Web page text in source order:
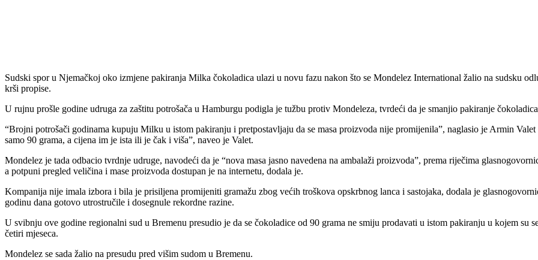
Sudski spor u Njemačkoj oko izmjene pakiranja Milka čokoladica ulazi u novu fazu nakon što se Mondelez International žalio na sudsku
krši propise.
U rujnu prošle godine udruga za zaštitu potrošača u Hamburgu podigla je tužbu protiv Mondeleza, tvrdeći da je smanjio pakiranje
“Brojni potrošači godinama kupuju Milku u istom pakiranju i pretpostavljaju da se masa proizvoda nije promijenila”, naglasio je Armin
samo 90 grama, a cijena im je ista ili je čak i viša”, naveo je Valet.
Mondelez je tada odbacio tvrdnje udruge, navodeći da je “nova masa jasno navedena na ambalaži proizvoda”, prema riječima
a potpuni pregled veličina i mase proizvoda dostupan je na internetu, dodala je.
Kompanija nije imala izbora i bila je prisiljena promijeniti gramažu zbog većih troškova opskrbnog lanca i sastojaka, dodala je
godinu dana gotovo utrostručile i dosegnule rekordne razine.
U svibnju ove godine regionalni sud u Bremenu presudio je da se čokoladice od 90 grama ne smiju prodavati u istom pakiranju u kojem su
četiri mjeseca.
Mondelez se sada žalio na presudu pred višim sudom u Bremenu.